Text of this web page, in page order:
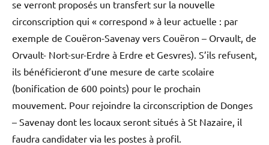
se verront proposés un transfert sur la nouvelle
circonscription qui « correspond » à leur actuelle : par
exemple de Couëron-Savenay vers Couëron – Orvault, de
Orvault- Nort-sur-Erdre à Erdre et Gesvres). S’ils refusent,
ils bénéficieront d’une mesure de carte scolaire
(bonification de 600 points) pour le prochain
mouvement. Pour rejoindre la circonscription de Donges
– Savenay dont les locaux seront situés à St Nazaire, il
faudra candidater via les postes à profil.